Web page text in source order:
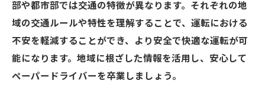
部や都市部では交通の特徴が異なります。それぞれの地
域の交通ルールや特性を理解することで、運転における
不安を軽減することができ、より安全で快適な運転が可
能になります。地域に根ざした情報を活用し、安心して
ペーパードライバーを卒業しましょう。